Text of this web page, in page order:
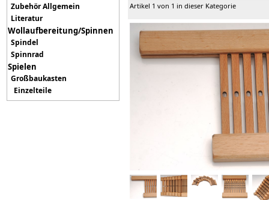
Zubehör Allgemein
Literatur
Wollaufbereitung/Spinnen
Spindel
Spinnrad
Spielen
Großbaukasten
Einzelteile
Artikel 1 von 1 in dieser Kategorie